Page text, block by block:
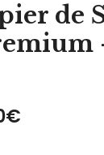
de
€